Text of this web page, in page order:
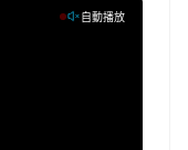
自動播放